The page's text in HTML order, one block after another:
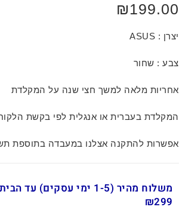
₪199.00
יצרן : ASUS
צבע : שחור
אחריות מלאה למשך חצי שנה על המקלדת
המקלדת בעברית או אנגלית לפי בקשת
אפשרות להתקנה אצלנו במעבדה בתוספת
משלוח מהיר (1-5 ימי
₪299